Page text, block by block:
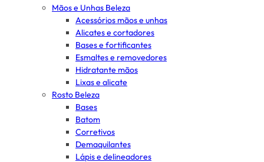
Mãos e Unhas Beleza
Acessórios mãos e unhas
Alicates e cortadores
Bases e fortificantes
Esmaltes e removedores
Hidratante mãos
Lixas e alicate
Rosto Beleza
Bases
Batom
Corretivos
Demaquilantes
Lápis e delineadores